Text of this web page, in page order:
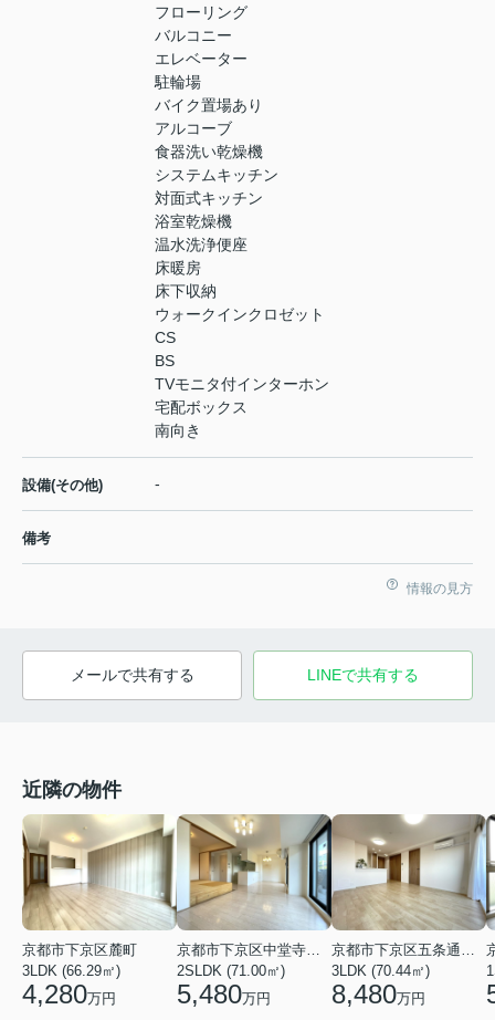
フローリング
バルコニー
エレベーター
駐輪場
バイク置場あり
アルコーブ
食器洗い乾燥機
システムキッチン
対面式キッチン
浴室乾燥機
温水洗浄便座
床暖房
床下収納
ウォークインクロゼット
CS
BS
TVモニタ付インターホン
宅配ボックス
南向き
設備(その他) -
備考
情報の見方
メールで共有する LINEで共有する
近隣の物件
京都市下京区麓町
3LDK (66.29㎡)
4,280万円
京都市下京区中堂寺櫛笥町
2SLDK (71.00㎡)
5,480万円
京都市下京区五条通東洞院東入万寿寺町
3LDK (70.44㎡)
8,480万円